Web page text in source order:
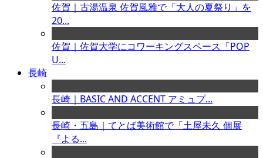
佐賀｜古湯温泉 佐賀風雅で「大人の夏祭り」を
20...
佐賀｜佐賀大学にコワーキングスペース「POP
U...
長崎
長崎｜BASIC AND ACCENT アミュプ...
長崎・五島｜てとば美術館で「土屋未久 個展
『よる...